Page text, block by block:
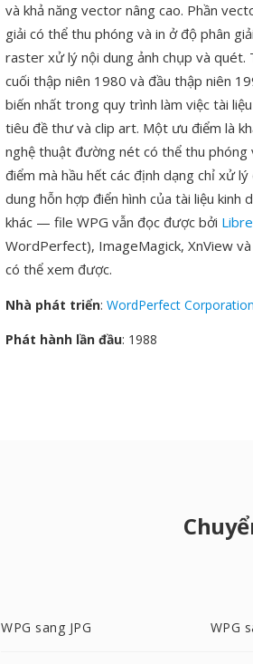
và khả năng vector nâng cao. Phần
giải có thể thu phóng và in ở độ phân
raster xử lý nội dung ảnh chụp và
cuối thập niên 1980 và đầu thập niên
biến nhất trong quy trình làm việc tài
tiêu đề thư và clip art. Một ưu điểm là
nghệ thuật đường nét có thể thu
điểm mà hầu hết các định dạng chỉ xử
dung hỗn hợp điển hình của tài liệu kinh
khác — file WPG vẫn đọc được bởi
WordPerfect), ImageMagick, XnView
có thể xem được.
Nhà phát triển: WordPerfect Corporation
Phát hành lần đầu: 1988
WPG sang JPG WPG